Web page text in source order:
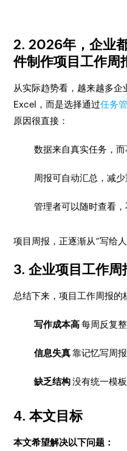
2. 2026年，企业
件制作项目工作周
从实际趋势看，越来越多
Excel，而是选择通过任务
原因很直接：
数据来自真实任务，
周报可自动汇总，减
管理者可以随时查看
项目周报，正逐渐从“写给
3. 企业项目工作周
总结下来，项目工作周报的
写作成本高每周反复
信息失真靠记忆写周
缺乏结构没有统一模
4. 本文目标
本文希望解决以下问题：